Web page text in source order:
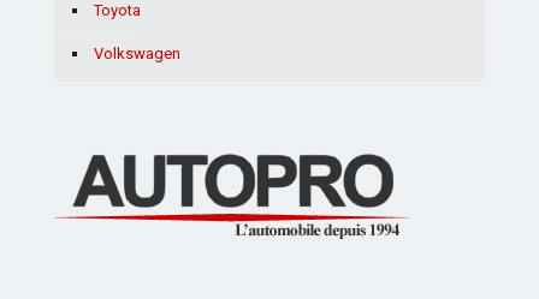
Toyota
Volkswagen